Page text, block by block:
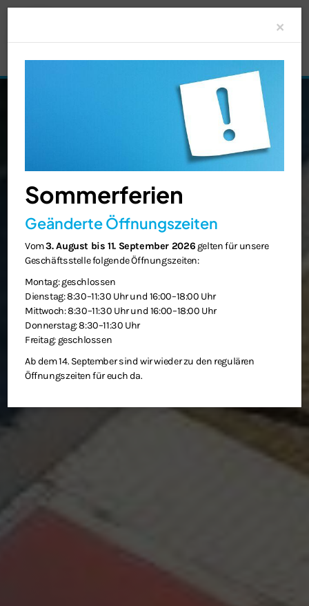
×
Sommerferien
Geänderte Öffnungszeiten
Vom3. August bis 11. September 2026 gelten für unsere
Geschäftsstelle folgende Öffnungszeiten:
Montag: geschlossen
Dienstag: 8:30–11:30 Uhr und 16:00–18:00 Uhr
Mittwoch: 8:30–11:30 Uhr und 16:00–18:00 Uhr
Donnerstag: 8:30–11:30 Uhr
Freitag: geschlossen
Ab dem 14. September sind wir wieder zu den regulären
Öffnungszeiten für euch da.